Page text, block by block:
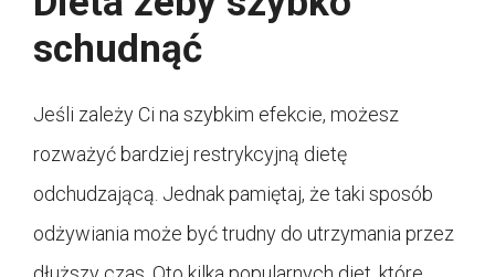
schudnąć
Jeśli zależy Ci na szybkim efekcie, możesz
rozważyć bardziej restrykcyjną dietę
odchudzającą. Jednak pamiętaj, że taki sposób
odżywiania może być trudny do utrzymania przez